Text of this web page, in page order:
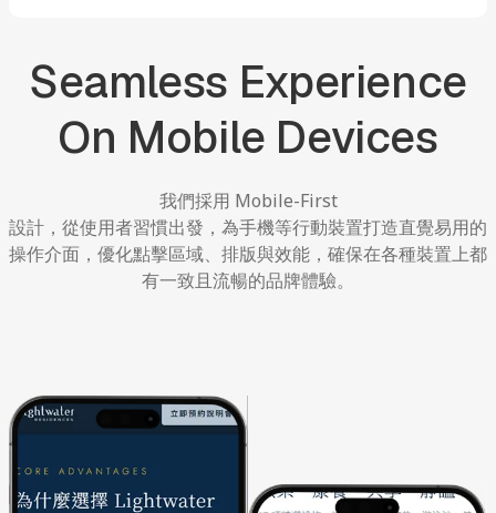
Seamless Experience
On Mobile Devices
我們採用 Mobile-First
設計，從使用者習慣出發，為手機等行動裝置打造直覺易用的
操作介面，優化點擊區域、排版與效能，確保在各種裝置上都
有一致且流暢的品牌體驗。